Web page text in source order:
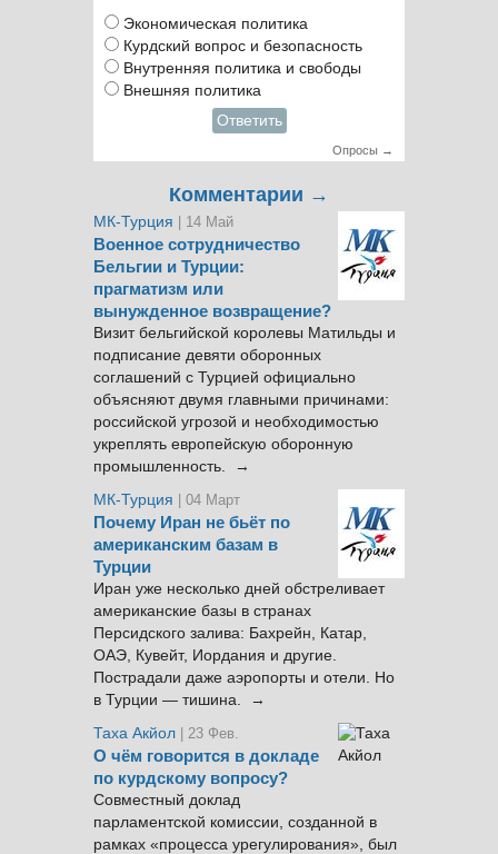
Экономическая политика
Курдский вопрос и безопасность
Внутренняя политика и свободы
Внешняя политика
Ответить
Опросы →
Комментарии →
МК-Турция | 14 Май
Военное сотрудничество
Бельгии и Турции:
прагматизм или
вынужденное возвращение?
Визит бельгийской королевы Матильды и
подписание девяти оборонных
соглашений с Турцией официально
объясняют двумя главными причинами:
российской угрозой и необходимостью
укреплять европейскую оборонную
промышленность. →
МК-Турция
| 04 Март
Почему Иран не бьёт по
американским базам в
Турции
Иран уже несколько дней обстреливает
американские базы в странах
Персидского залива: Бахрейн, Катар,
ОАЭ, Кувейт, Иордания и другие.
Пострадали даже аэропорты и отели. Но
в Турции — тишина. →
Таха Акйол | 23 Фев.
О чём говорится в докладе
по курдскому вопросу?
Совместный доклад
парламентской комиссии, созданной в
рамках «процесса урегулирования», был